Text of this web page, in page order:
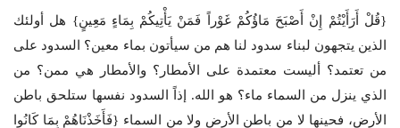
{قُلْ أَرَأَيْتُمْ إِنْ أَصْبَحَ مَاؤُكُمْ غَوْراً فَمَنْ يَأْتِيكُمْ بِمَاءٍ مَعِينٍ} هل أولئك
الذين يتجهون لبناء سدود لنا هم من سيأتون بماء معين؟ السدود على
من تعتمد؟ أليست معتمدة على الأمطار؟ والأمطار هي ممن؟ من
الذي ينزل من السماء ماء؟ هو الله. إذاً السدود نفسها ستلحق باطن
الأرض، فحينها لا من باطن الأرض ولا من السماء {فَأَخَذْنَاهُمْ بِمَا كَانُوا